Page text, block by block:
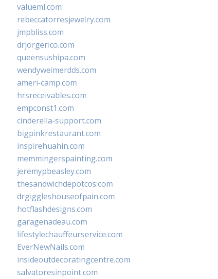
valueml.com
rebeccatorresjewelry.com
jmpbliss.com
drjorgerico.com
queensushipa.com
wendyweimerdds.com
ameri-camp.com
hrsreceivables.com
empconst1.com
cinderella-support.com
bigpinkrestaurant.com
inspirehuahin.com
memmingerspainting.com
jeremypbeasley.com
thesandwichdepotcos.com
drgiggleshouseofpain.com
hotflashdesigns.com
garagenadeau.com
lifestylechauffeurservice.com
EverNewNails.com
insideoutdecoratingcentre.com
salvatoresinpoint.com